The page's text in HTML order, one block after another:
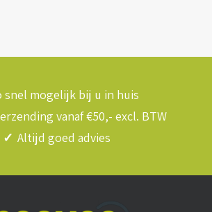
snel mogelijk bij u in huis
vanaf €50,- excl. BTW
✓ Altijd goed advies